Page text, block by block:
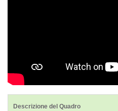
Descrizione del Quadro